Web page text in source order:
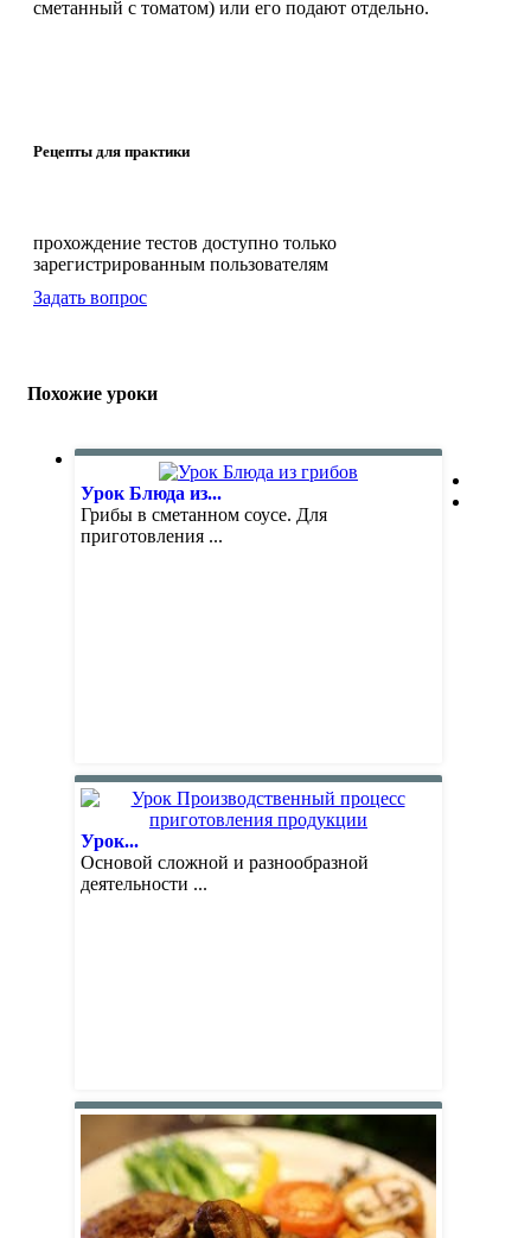
сметанный с томатом) или его подают отдельно.
Рецепты для практики
прохождение тестов доступно только
зарегистрированным пользователям
Задать вопрос
Похожие уроки
Урок Блюда из...
Грибы в сметанном соусе. Для
приготовления ...
Урок...
Основой сложной и разнообразной
деятельности ...